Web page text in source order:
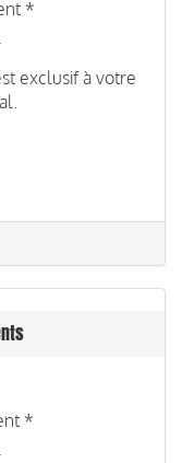
*
exclusif à votre
*